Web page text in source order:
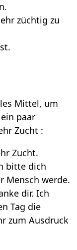
züchtig zu
Mittel, um
paar
Zucht :
Zucht.
bitte dich
Mensch werde.
dir. Ich
Tag die
zum Ausdruck